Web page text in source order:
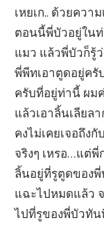
เหยเก.. ด้วยควา
ตอนนี้พี่บัวอยู่ใน
แมว แล้วพี่บัวก็รู้
พี่พีทเอาตูดอยู่ค
ครับที่อยู่ท่านี้ ผม
แล้วเอาลิ้นเลียล
คงไม่เคยเจอถึงกั
จริงๆ เหรอ…แต่
ลิ้นอยู่ที่รูตูดของพี่
แฉะไปหมดแล้ว
ไปที่รูของพี่บัวทัน